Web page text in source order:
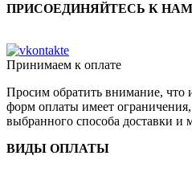
ПРИСОЕДИНЯЙТЕСЬ К НАМ
Принимаем к оплате
Просим обратить внимание, что
форм оплаты имеет
выбранного способа доставки и
ВИДЫ ОПЛАТЫ